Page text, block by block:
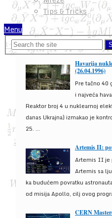
Tips & Tricks
Menu
Havarija
(26.04.1996)
Pre tačno 40
i najveća
Reaktor broj 4 u nuklearnoj
danas Ukrajna) izmakao je
25. ...
Artemis II:
Artemis II je
Artemis sa
ka budućem povratku
od misija Apollo, cilj ovog
CERN